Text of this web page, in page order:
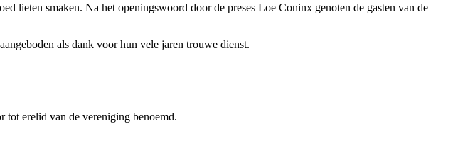
lieten smaken. Na het openingswoord door de preses Loe Coninx genoten de gasten van de
als dank voor hun vele jaren trouwe dienst.
tot erelid van de vereniging benoemd.